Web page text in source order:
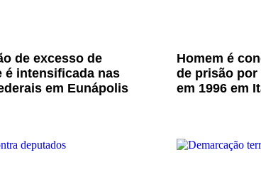
de excesso de
é intensificada nas
em Eunápolis
Homem é
de prisão
em 1996 em